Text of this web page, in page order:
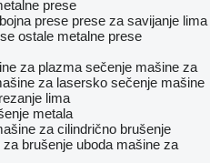
prese
prese prese za savijanje lima
ostale metalne prese
za plazma sečenje mašine za
za lasersko sečenje mašine
lima
metala
za cilindrično brušenje
za brušenje uboda mašine za